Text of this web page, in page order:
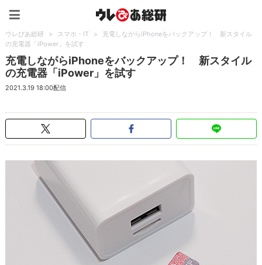
ウレぴあ総研 > スマホ・IT >
充電しながらiPhoneをバックアップ！ 新スタイル
の充電器「iPower」を試す
充電しながらiPhoneをバックアップ！ 新スタイル
の充電器「iPower」を試す
2021.3.19 18:00配信